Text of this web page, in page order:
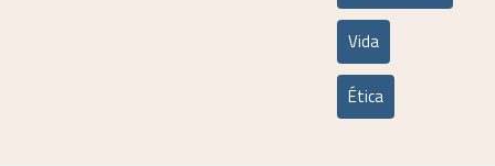
Vida
Ética